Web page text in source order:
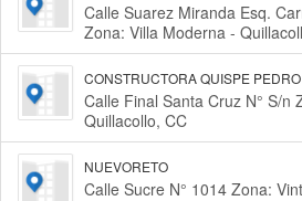
Calle Suarez Miranda Esq.
Zona: Villa Moderna -
CONSTRUCTORA QUISPE PEDRO
Calle Final Santa Cruz N° S/n
Quillacollo, CC
NUEVORETO
Calle Sucre N° 1014 Zona: